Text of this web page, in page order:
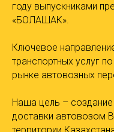
году выпускниками
«БОЛАШАК».
Ключевое
транспортных услуг
рынке автовозных
Наша цель –
доставки автовозом